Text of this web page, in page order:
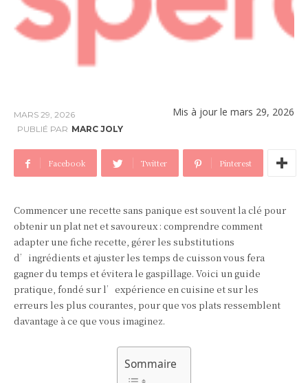
MARS 29, 2026 Mis à jour le mars 29, 2026
PUBLIÉ PAR MARC JOLY
Facebook Twitter Pinterest
Commencer une recette sans panique est souvent la clé pour
obtenir un plat net et savoureux : comprendre comment
adapter une fiche recette, gérer les substitutions
d’ingrédients et ajuster les temps de cuisson vous fera
gagner du temps et évitera le gaspillage. Voici un guide
pratique, fondé sur l’expérience en cuisine et sur les
erreurs les plus courantes, pour que vos plats ressemblent
davantage à ce que vous imaginez.
Sommaire